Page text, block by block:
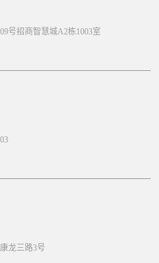
号招商智慧城A2栋1003室
龙三路3号